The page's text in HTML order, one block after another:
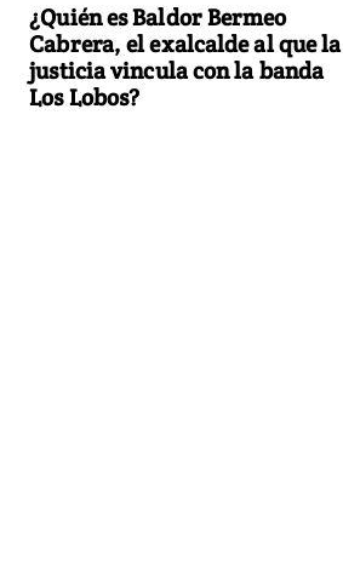
¿Quién es Baldor Bermeo
Cabrera, el exalcalde al que la
justicia vincula con la banda
Los Lobos?